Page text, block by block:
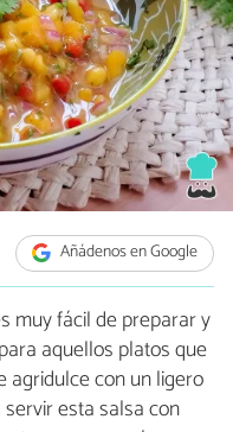
Añádenos en Google
muy fácil de preparar y
aquellos platos que
agridulce con un ligero
esta salsa con